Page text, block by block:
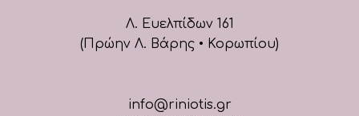
Λ. Ευελπίδων 161
(Πρώην Λ. Βάρης • Κορωπίου)
info@riniotis.gr